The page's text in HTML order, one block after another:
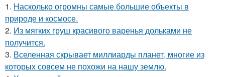
1. Насколько огромны самые большие объекты в
природе и космосе.
2. Из мягких груш красивого варенья дольками не
получится.
3. Вселенная скрывает миллиарды планет, многие из
которых совсем не похожи на нашу землю.